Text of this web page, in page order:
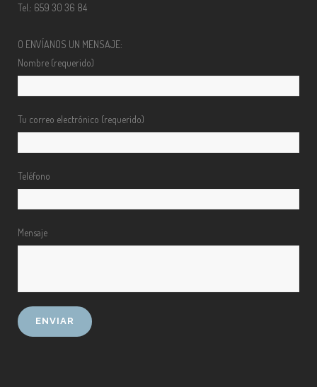
Tel.: 659 30 36 84
O ENVÍANOS UN MENSAJE:
Nombre (requerido)
Tu correo electrónico (requerido)
Teléfono
Mensaje